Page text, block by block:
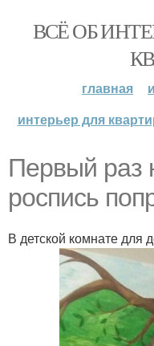
ВСЁ ОБ
главная
интерьер для
Первый раз
роспись
В детской комнате для